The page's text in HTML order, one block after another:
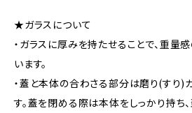
★ガラスについて
・ガラスに厚みを持たせることで、重量
います。
・蓋と本体の合わさる部分は磨り(すり)
す。蓋を閉める際は本体をしっかり持ち